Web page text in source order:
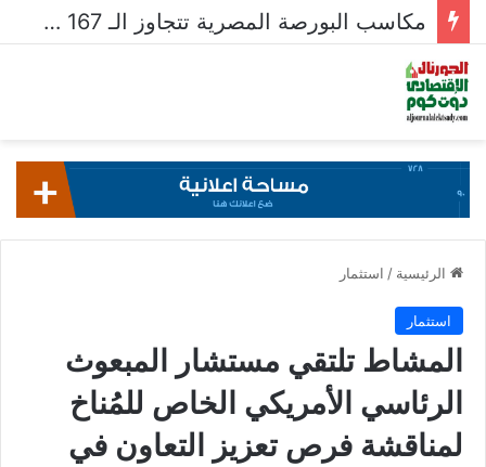
مكاسب البورصة المصرية تتجاوز الـ 167 مليار جنيه خلال أسبوع
الرئيسية / استثمار
استثمار
المشاط تلتقي مستشار المبعوث
الرئاسي الأمريكي الخاص للمُناخ
لمناقشة فرص تعزيز التعاون في